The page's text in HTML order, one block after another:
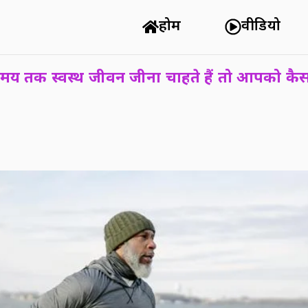
होम वीडियो
तक स्वस्थ जीवन जीना चाहते हैं तो आपको